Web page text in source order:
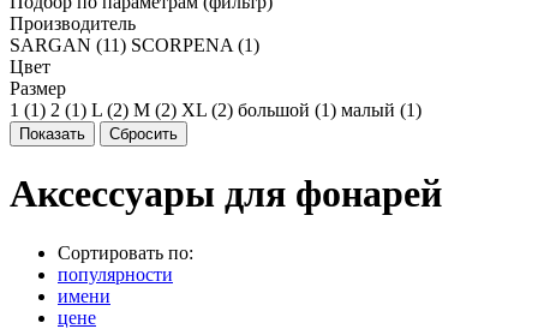
Производитель
SARGAN (11) SCORPENA (1)
Цвет
Размер
1 (1) 2 (1) L (2) M (2) XL (2) большой (1) малый (1)
Аксессуары для фонарей
Сортировать по:
популярности
имени
цене